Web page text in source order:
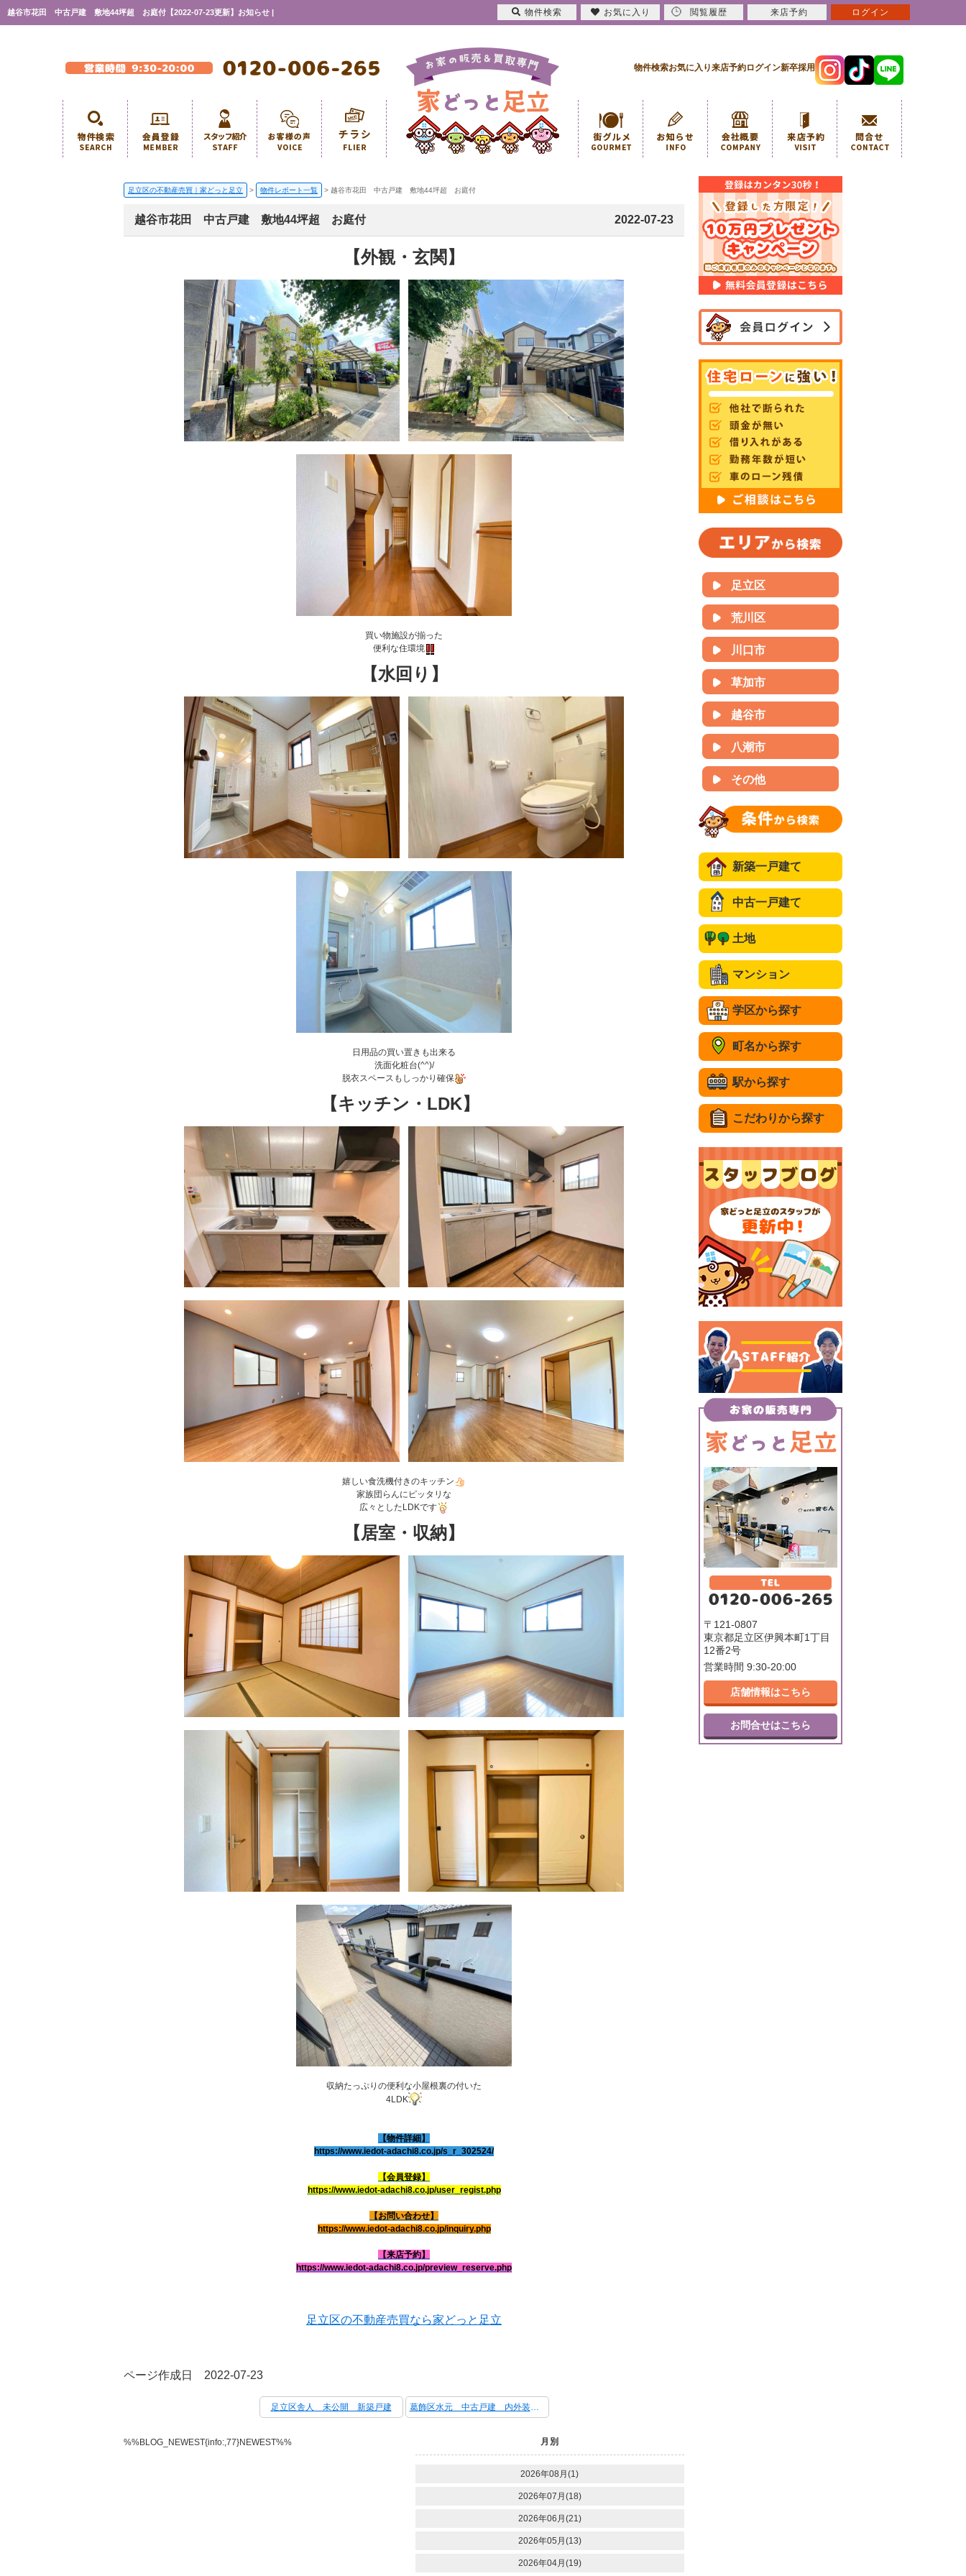
越谷市花田 中古戸建 敷地44坪超 お庭付【2022-07-23更新】お知らせ |
物件検索お気に入り来店予約ログイン新卒採用
足立区の不動産売買｜家どっと足立 > 物件レポート一覧 > 越谷市花田 中古戸建 敷地44坪超 お庭付
越谷市花田 中古戸建 敷地44坪超 お庭付 2022-07-23
【外観・玄関】
買い物施設が揃った
便利な住環境
【水回り】
日用品の買い置きも出来る
洗面化粧台(^^)/
脱衣スペースもしっかり確保
【キッチン・LDK】
嬉しい食洗機付きのキッチン
家族団らんにピッタリな
広々としたLDKです
【居室・収納】
収納たっぷりの便利な小屋根裏の付いた
4LDK
【物件詳細】
https://www.iedot-adachi8.co.jp/s_r_302524/
【会員登録】
https://www.iedot-adachi8.co.jp/user_regist.php
【お問い合わせ】
https://www.iedot-adachi8.co.jp/inquiry.php
【来店予約】
https://www.iedot-adachi8.co.jp/preview_reserve.php
足立区の不動産売買なら家どっと足立
ページ作成日 2022-07-23
足立区舎人 未公開 新築戸建 葛飾区水元 中古戸建 内外装リフォーム済
%%BLOG_NEWEST{info:,77}NEWEST%% 月別
2026年08月(1)
2026年07月(18)
2026年06月(21)
2026年05月(13)
2026年04月(19)
足立区
荒川区
川口市
草加市
越谷市
八潮市
その他
新築一戸建て
中古一戸建て
土地
マンション
学区から探す
町名から探す
駅から探す
こだわりから探す
〒121-0807
東京都足立区伊興本町1丁目
12番2号
営業時間 9:30-20:00
店舗情報はこちら
お問合せはこちら
物件検索 お気に入り 閲覧履歴 来店予約 ログイン